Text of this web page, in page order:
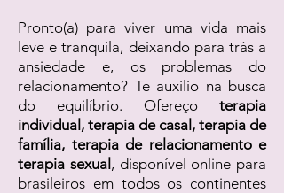
Pronto(a) para viver uma vida mais
leve e tranquila, deixando para trás a
ansiedade e, os problemas do
relacionamento? Te auxilio na busca
do equilíbrio. Ofereço terapia
individual, terapia de casal, terapia de
família, terapia de relacionamento e
terapia sexual , disponível online para
brasileiros em todos os continentes